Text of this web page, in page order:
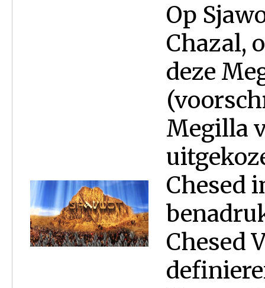
Op
Chazal,
deze
Megilla
Chesed
Chesed